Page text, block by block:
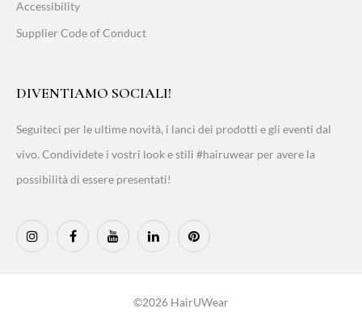
Accessibility
Supplier Code of Conduct
DIVENTIAMO SOCIALI!
Seguiteci per le ultime novità, i lanci dei prodotti e gli eventi dal
vivo. Condividete i vostri look e stili #hairuwear per avere la
possibilità di essere presentati!
©2026 HairUWear